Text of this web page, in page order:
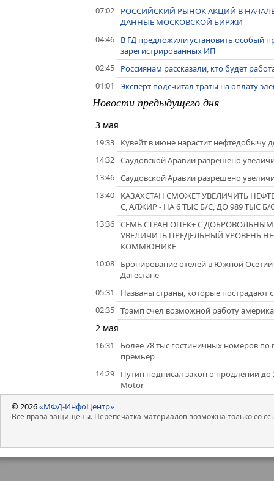
07:02
РОССИЙСКИЙ РЫНОК АКЦИЙ В
ДАННЫЕ МОСКОВСКОЙ БИРЖИ
04:46
В ГД предложили установить особый
зарегистрированных ИП
02:45
Россиянам рассказали, кто будет
01:01
Эксперт подсчитал траты на оплату
Новости предыдущего дня
3 мая
19:33
Кувейт в июне нарастит нефтедобычу
14:32 Саудовской Аравии разрешено
13:46 Саудовской Аравии разрешено
13:40
КАЗАХСТАН СМОЖЕТ УВЕЛИЧИТЬ
С, АЛЖИР - НА 6 ТЫС Б/С, ДО 989 ТЫС Б/
13:36 СЕМЬ СТРАН ОПЕК+ С
УВЕЛИЧИТЬ ПРЕДЕЛЬНЫЙ УРОВЕНЬ
КОММЮНИКЕ
10:08
Бронирование отелей в Южной Осетии
Дагестане
05:31
Названы страны, которые пострадают
02:35 Трамп счел возможной работу
2 мая
16:31
Более 78 тыс гостиничных номеров по
премьер
14:29
Путин подписал закон о продлении до
Motor
© 2026«МФД-ИнфоЦентр»
Все права защищены. Перепечатка материалов возможна только со